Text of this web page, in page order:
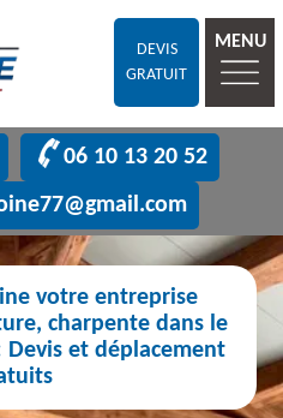
DEVIS
GRATUIT
MENU
06 10 13 20 52
votre entreprise
charpente dans le
Devis et déplacement